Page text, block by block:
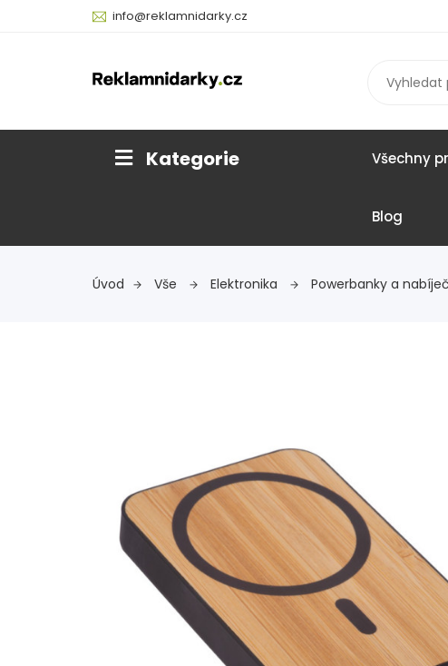
info@reklamnidarky.cz
Kategorie Všechny
Blog
Úvod Vše Elektronika Powerbanky a